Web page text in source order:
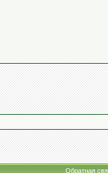
Обратная